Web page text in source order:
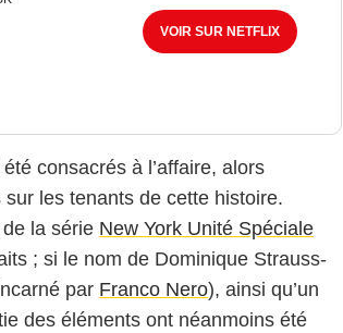
VOIR SUR NETFLIX
consacrés à l’affaire, alors
les tenants de cette histoire.
la série New York Unité Spéciale
; si le nom de Dominique Strauss-
par Franco Nero), ainsi qu’un
des éléments ont néanmoins été